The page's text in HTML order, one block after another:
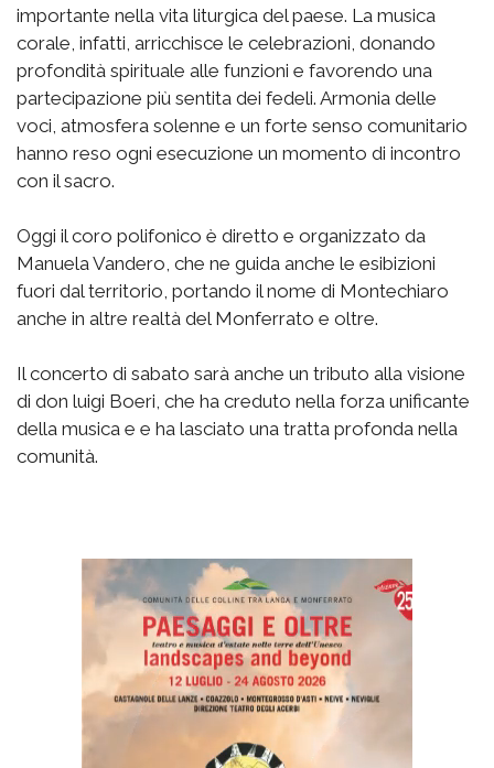
importante nella vita liturgica del paese. La musica
corale, infatti, arricchisce le celebrazioni, donando
profondità spirituale alle funzioni e favorendo una
partecipazione più sentita dei fedeli. Armonia delle
voci, atmosfera solenne e un forte senso comunitario
hanno reso ogni esecuzione un momento di incontro
con il sacro.
Oggi il coro polifonico è diretto e organizzato da
Manuela Vandero, che ne guida anche le esibizioni
fuori dal territorio, portando il nome di Montechiaro
anche in altre realtà del Monferrato e oltre.
Il concerto di sabato sarà anche un tributo alla visione
di don luigi Boeri, che ha creduto nella forza unificante
della musica e e ha lasciato una tratta profonda nella
comunità.